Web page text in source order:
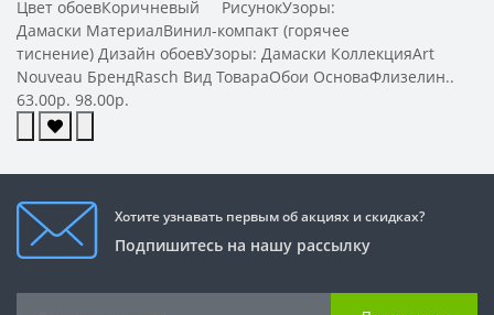
Цвет обоевКоричневый РисунокУзоры:
Дамаски МатериалВинил-компакт (горячее
тиснение) Дизайн обоевУзоры: Дамаски КоллекцияArt
Nouveau БрендRasch Вид ТовараОбои ОсноваФлизелин..
63.00р. 98.00р.
Хотите узнавать первым об акциях и скидках?
Подпишитесь на нашу рассылку